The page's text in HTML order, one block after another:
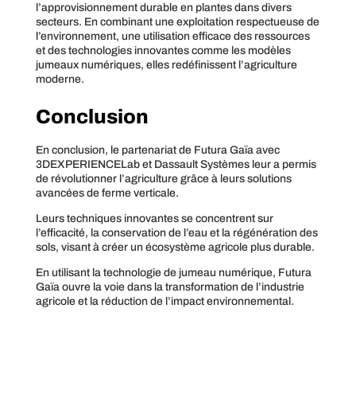
l’approvisionnement durable en plantes dans divers
secteurs. En combinant une exploitation respectueuse de
l’environnement, une utilisation efficace des ressources
et des technologies innovantes comme les modèles
jumeaux numériques, elles redéfinissent l’agriculture
moderne.
Conclusion
En conclusion, le partenariat de Futura Gaïa avec
3DEXPERIENCELab et Dassault Systèmes leur a permis
de révolutionner l’agriculture grâce à leurs solutions
avancées de ferme verticale.
Leurs techniques innovantes se concentrent sur
l’efficacité, la conservation de l’eau et la régénération des
sols, visant à créer un écosystème agricole plus durable.
En utilisant la technologie de jumeau numérique, Futura
Gaïa ouvre la voie dans la transformation de l’industrie
agricole et la réduction de l’impact environnemental.